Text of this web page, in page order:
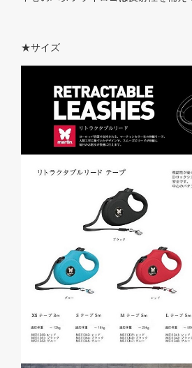
★サイズ